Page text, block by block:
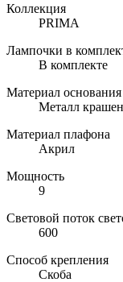
Коллекция
PRIMA
Лампочки в
В комплекте
Материал основания
Металл
Материал плафона
Акрил
Мощность
9
Световой поток
600
Способ крепления
Скоба